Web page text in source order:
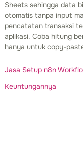
Sheets sehingga data
otomatis tanpa input
pencatatan transaksi
aplikasi. Coba hitung
hanya untuk copy-
Jasa Setup n8n
Keuntungannya